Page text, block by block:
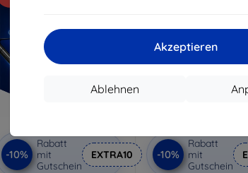
Akzeptieren
Ablehnen
-10%
Rabatt
mit
Gutschein
EXTRA10 -10%
Rabatt
mit
Gutschein